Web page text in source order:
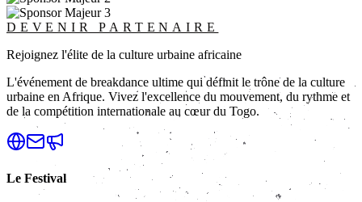
DEVENIR PARTENAIRE
Rejoignez l'élite de la culture urbaine africaine
L'événement de breakdance ultime qui définit le trône de la culture
urbaine en Afrique. Vivez l'excellence du mouvement, du rythme et
de la compétition internationale au cœur du Togo.
Le Festival